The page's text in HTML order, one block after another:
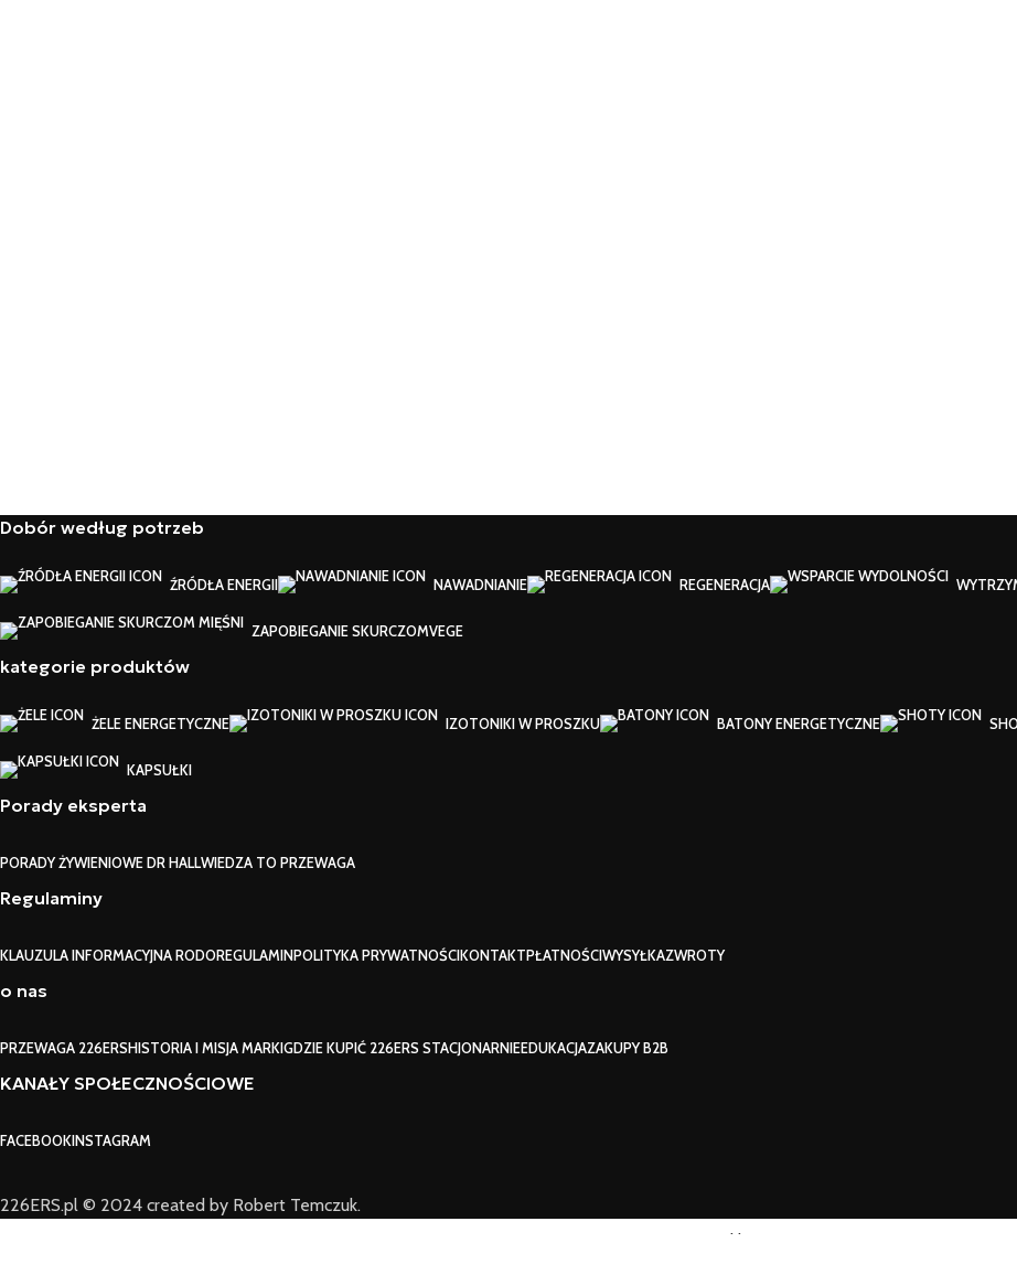
Dobór według potrzeb
ŹRÓDŁA ENERGII NAWADNIANIE REGENERACJA
ZAPOBIEGANIE SKURCZOMVEGE
kategorie produktów
ŻELE ENERGETYCZNE IZOTONIKI W PROSZKU BATONY ENERGETYCZNE
KAPSUŁKI
Porady eksperta
PORADY ŻYWIENIOWE DR HALLWIEDZA TO PRZEWAGA
Regulaminy
KLAUZULA INFORMACYJNA RODOREGULAMINPOLITYKA PRYWATNOŚCIKONTAKTPŁATNOŚCIWYSYŁKAZWROTY
o nas
PRZEWAGA 226ERSHISTORIA I MISJA MARKIGDZIE KUPIĆ 226ERS STACJONARNIEEDUKACJAZAKUPY B2B
KANAŁY SPOŁECZNOŚCIOWE
FACEBOOKINSTAGRAM
226ERS.pl © 2024 created by Robert Temczuk.
Sklep